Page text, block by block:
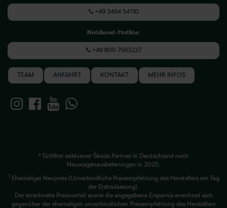
+49 3464 54110
Notdienst-Hotline:
+49 800 7563227
TEAM ANFAHRT KONTAKT MEHR INFOS
* Größter exklusiver Škoda Partner in Deutschland nach
Neuwagenauslieferungen in 2025.
1
Ehemaliger Neupreis (Unverbindliche Preisempfehlung des Herstellers am Tag
der Erstzulassung).
Der errechnete Preisvorteil sowie die angegebene Ersparnis errechnet sich
gegenüber der ehemaligen unverbindlichen Preisempfehlung des Herstellers